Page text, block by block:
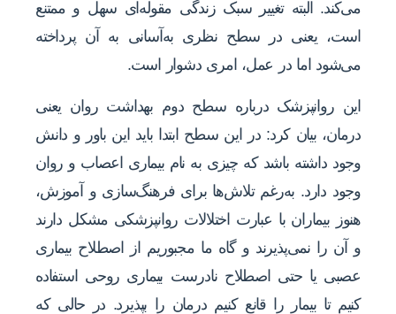
می‌کند. البته تغییر سبک زندگی مقوله‌ای سهل و ممتنع
است، یعنی در سطح نظری به‌آسانی به آن پرداخته
می‌شود اما در عمل، امری دشوار است.
این روانپزشک درباره سطح دوم بهداشت روان یعنی
درمان، بیان کرد: در این سطح ابتدا باید این باور و دانش
وجود داشته باشد که چیزی به نام بیماری اعصاب و روان
وجود دارد. به‌رغم تلاش‌ها برای فرهنگ‌سازی و آموزش،
هنوز بیماران با عبارت اختلالات روانپزشکی مشکل دارند
و آن را نمی‌پذیرند و گاه ما مجبوریم از اصطلاح بیماری
عصبی یا حتی اصطلاح نادرست بیماری روحی استفاده
کنیم تا بیمار را قانع کنیم درمان را بپذیرد. در حالی که